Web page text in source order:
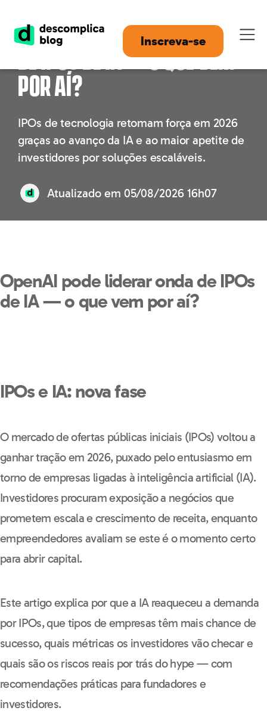
Inscreva-se
OpenAI pode liderar onda
de IPOs de IA — o que vem
por aí?
IPOs de tecnologia retomam força em 2026
graças ao avanço da IA e ao maior apetite de
investidores por soluções escaláveis.
Atualizado em 05/08/2026 16h07
OpenAI pode liderar onda de IPOs
de IA — o que vem por aí?
IPOs e IA: nova fase
O mercado de ofertas públicas iniciais (IPOs) voltou a
ganhar tração em 2026, puxado pelo entusiasmo em
torno de empresas ligadas à inteligência artificial (IA).
Investidores procuram exposição a negócios que
prometem escala e crescimento de receita, enquanto
empreendedores avaliam se este é o momento certo
para abrir capital.
Este artigo explica por que a IA reaqueceu a demanda
por IPOs, que tipos de empresas têm mais chance de
sucesso, quais métricas os investidores vão checar e
quais são os riscos reais por trás do hype — com
recomendações práticas para fundadores e
investidores.